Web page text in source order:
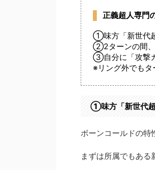
正義超人専門
①味方「新世代
②2ターンの間、
③自分に「攻撃
※リング外でもタ
①味方「新世代超
ボーンコールドの特
まずは所属でもある